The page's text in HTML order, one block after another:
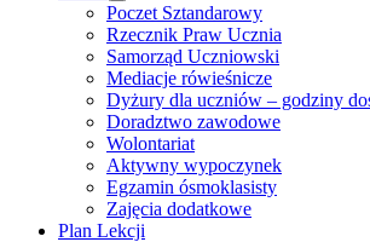
Show
sub
menu
Poczet Sztandarowy
Rzecznik Praw Ucznia
Samorząd Uczniowski
Mediacje rówieśnicze
Dyżury dla uczniów – godziny
Doradztwo zawodowe
Wolontariat
Aktywny wypoczynek
Egzamin ósmoklasisty
Zajęcia dodatkowe
Plan Lekcji